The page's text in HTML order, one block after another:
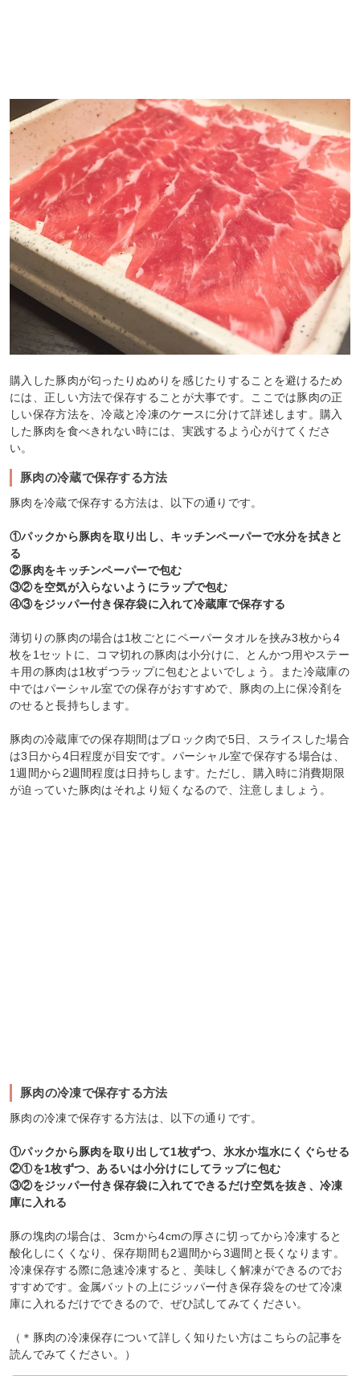
購入した豚肉が匂ったりぬめりを感じたりすることを避けるため
には、正しい方法で保存することが大事です。ここでは豚肉の正
しい保存方法を、冷蔵と冷凍のケースに分けて詳述します。購入
した豚肉を食べきれない時には、実践するよう心がけてくださ
い。
豚肉の冷蔵で保存する方法
豚肉を冷蔵で保存する方法は、以下の通りです。
①パックから豚肉を取り出し、キッチンペーパーで水分を拭きと
る
②豚肉をキッチンペーパーで包む
③②を空気が入らないようにラップで包む
④③をジッパー付き保存袋に入れて冷蔵庫で保存する
薄切りの豚肉の場合は1枚ごとにペーパータオルを挟み3枚から4
枚を1セットに、コマ切れの豚肉は小分けに、とんかつ用やステー
キ用の豚肉は1枚ずつラップに包むとよいでしょう。また冷蔵庫の
中ではパーシャル室での保存がおすすめで、豚肉の上に保冷剤を
のせると長持ちします。
豚肉の冷蔵庫での保存期間はブロック肉で5日、スライスした場合
は3日から4日程度が目安です。パーシャル室で保存する場合は、
1週間から2週間程度は日持ちします。ただし、購入時に消費期限
が迫っていた豚肉はそれより短くなるので、注意しましょう。
豚肉の冷凍で保存する方法
豚肉の冷凍で保存する方法は、以下の通りです。
①パックから豚肉を取り出して1枚ずつ、氷水か塩水にくぐらせる
②①を1枚ずつ、あるいは小分けにしてラップに包む
③②をジッパー付き保存袋に入れてできるだけ空気を抜き、冷凍
庫に入れる
豚の塊肉の場合は、3cmから4cmの厚さに切ってから冷凍すると
酸化しにくくなり、保存期間も2週間から3週間と長くなります。
冷凍保存する際に急速冷凍すると、美味しく解凍ができるのでお
すすめです。金属バットの上にジッパー付き保存袋をのせて冷凍
庫に入れるだけでできるので、ぜひ試してみてください。
（＊豚肉の冷凍保存について詳しく知りたい方はこちらの記事を
読んでみてください。）